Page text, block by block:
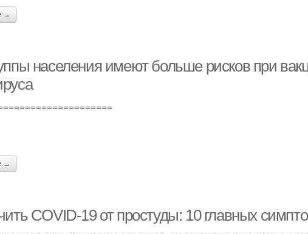
→
населения имеют больше рисков при
→
COVID-19 от простуды: 10 главных